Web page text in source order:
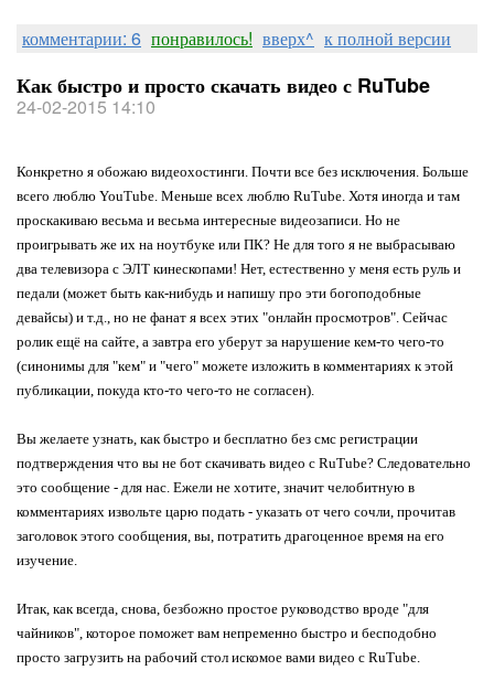
комментарии: 6 понравилось! вверх^ к полной версии
Как быстро и просто скачать видео с RuTube
24-02-2015 14:10
Конкретно я обожаю видеохостинги. Почти все без исключения. Больше
всего люблю YouTube. Меньше всех люблю RuTube. Хотя иногда и там
проскакиваю весьма и весьма интересные видеозаписи. Но не
проигрывать же их на ноутбуке или ПК? Не для того я не выбрасываю
два телевизора с ЭЛТ кинескопами! Нет, естественно у меня есть руль и
педали (может быть как-нибудь и напишу про эти богоподобные
девайсы) и т.д., но не фанат я всех этих "онлайн просмотров". Сейчас
ролик ещё на сайте, а завтра его уберут за нарушение кем-то чего-то
(синонимы для "кем" и "чего" можете изложить в комментариях к этой
публикации, покуда кто-то чего-то не согласен).
Вы желаете узнать, как быстро и бесплатно без смс регистрации
подтверждения что вы не бот скачивать видео с RuTube? Следовательно
это сообщение - для нас. Ежели не хотите, значит челобитную в
комментариях извольте царю подать - указать от чего сочли, прочитав
заголовок этого сообщения, вы, потратить драгоценное время на его
изучение.
Итак, как всегда, снова, безбожно простое руководство вроде "для
чайников", которое поможет вам непременно быстро и бесподобно
просто загрузить на рабочий стол искомое вами видео с RuTube.